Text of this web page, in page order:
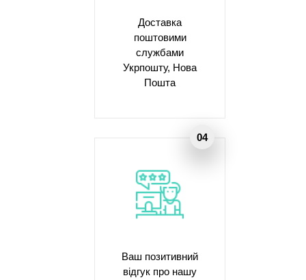
Доставка
поштовими
службами
Укрпошту, Нова
Пошта
Ваш позитивний
відгук про нашу